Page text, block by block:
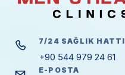
7/24 SAĞLIK HATTI
+90 544 979 24 61
E-POSTA